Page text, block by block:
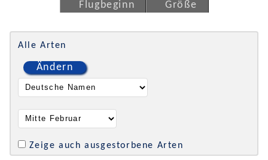
Flugbeginn
Größe
Alle Arten
Ändern
Zeige auch ausgestorbene Arten